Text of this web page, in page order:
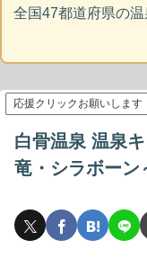
全国47都道府県の
応援クリックお願いします
白骨温泉 温泉
竜・シラボーン